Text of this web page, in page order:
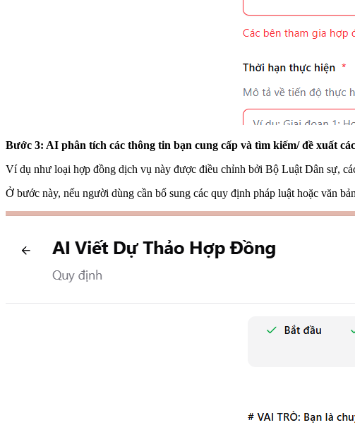
Bước 3: AI phân tích các thông tin bạn cung cấp và tìm kiếm/ đề xuất
Ví dụ như loại hợp đồng dịch vụ này được điều chỉnh bởi Bộ Luật Dân sự,
Ở bước này, nếu người dùng cần bổ sung các quy định pháp luật hoặc văn